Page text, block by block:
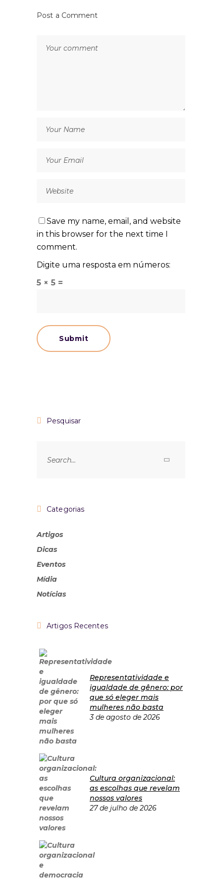
Post a Comment
Save my name, email, and website
in this browser for the next time I
comment.
Digite uma resposta em números:
5 × 5 =
Pesquisar
Categorias
Artigos
Dicas
Eventos
Mídia
Notícias
Artigos Recentes
Representatividade e
igualdade de gênero: por
que só eleger mais
mulheres não basta
3 de agosto de 2026
Cultura organizacional:
as escolhas que revelam
nossos valores
27 de julho de 2026